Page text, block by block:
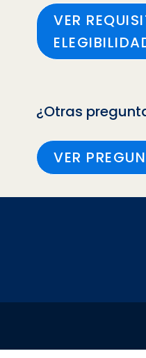
VER
¿Otras
VER